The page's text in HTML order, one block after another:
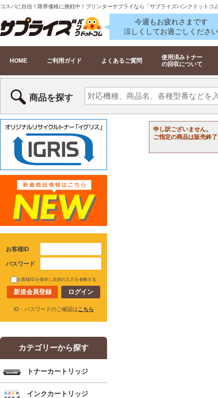
コスパに自信！限界価格に挑戦中！プリンターサプライなら「サプライズバンクドットコ
今週もお疲れさまです
涼しくしてお過ごしください
HOME ご利用ガイド よくあるご質問
使用済みトナー
の回収について
商品を探す
申し訳ございません。
ご指定の商品は販売終
お客様ID
パスワード
お客様IDを保存し次回の入力を省略する
新規会員登録
ID・パスワードのご確認はこちら
カテゴリーから探す
トナーカートリッジ
インクカートリッジ